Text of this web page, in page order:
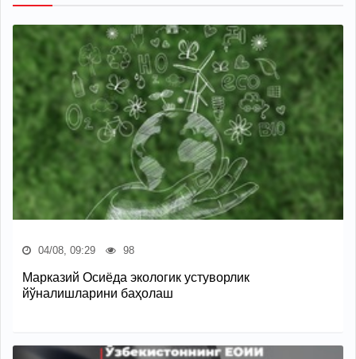
04/08, 09:29 98
Марказий Осиёда экологик устуворлик
йўналишларини баҳолаш